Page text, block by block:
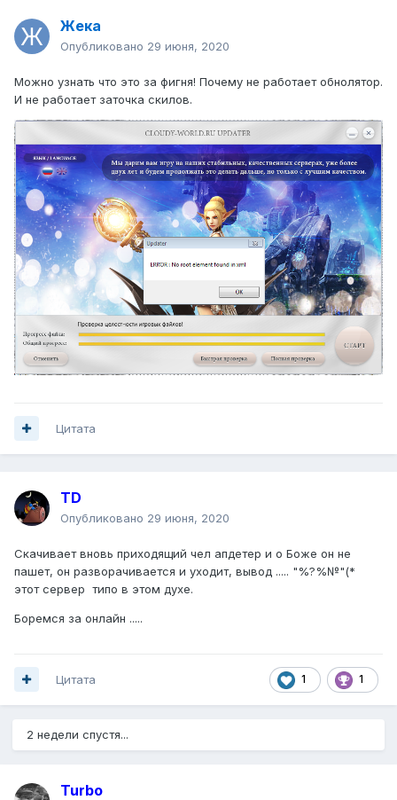
Жека
Опубликовано 29 июня, 2020
Можно узнать что это за фигня! Почему не работает обнолятор.
И не работает заточка скилов.
Цитата
TD
Опубликовано 29 июня, 2020
Скачивает вновь приходящий чел апдетер и о Боже он не
пашет, он разворачивается и уходит, вывод ..... "%?%№"(*
этот сервер типо в этом духе.
Боремся за онлайн .....
1 1
Цитата
2 недели спустя...
Turbo